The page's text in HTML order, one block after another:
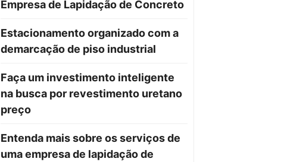
Empresa de Lapidação de Concreto
Estacionamento organizado com a
demarcação de piso industrial
Faça um investimento inteligente
na busca por revestimento uretano
preço
Entenda mais sobre os serviços de
uma empresa de lapidação de